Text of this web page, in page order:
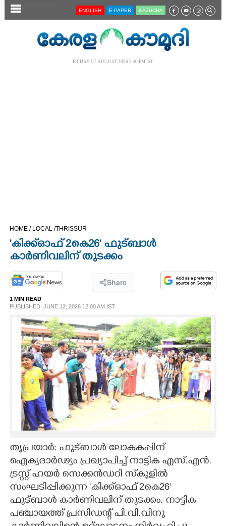
SECTIONS
LIFESTYLE
SPIRITUAL
INFO+
ART
CARTOONS
LITERATURE
ENGLISH E-PAPER KĀZHCHA
FRIDAY, 07 AUGUST 2026 2.40 PM IST
HOME / LOCAL /THRISSUR
'കിക്ക്ഓഫ് 2കെ26' ഫുട്ബാൾ
കാർണിവലിന് തുടക്കം
Share
1 MIN READ
PUBLISHED: JUNE 12, 2026 12:00 AM IST
തൃപ്രയാർ: ഫുട്ബാൾ ലോകകപ്പിന്
ഐക്യദാർഢ്യം പ്രഖ്യാപിച്ച് നാട്ടിക എസ്.എൻ.
ട്രസ്റ്റ് ഹയർ സെക്കൻഡറി സ്‌കൂളിൽ
സംഘടിപ്പിക്കുന്ന 'കിക്ക്ഓഫ് 2കെ26'
ഫുട്ബാൾ കാർണിവലിന് തുടക്കം. നാട്ടിക
പഞ്ചായത്ത് പ്രസിഡന്റ് പി.വി.വിനു